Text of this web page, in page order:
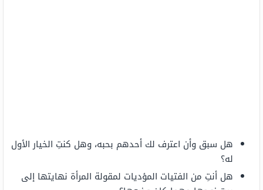
هل سبق وأن اعترف لك أحدهم بحبه، وهل كنتِ الخيار الأول
له؟
هل أنتِ من الفتيات المؤديات لمقولة المرأة نهايتها إلى